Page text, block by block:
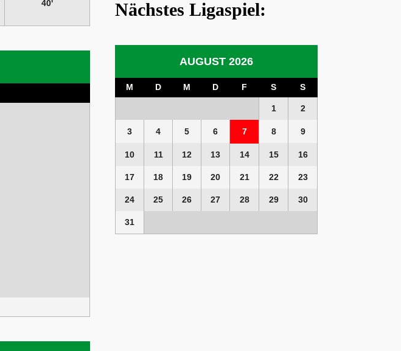
40' Nächstes Ligaspiel:
AUGUST 2026
M D M D F S S
1 2
3 4 5 6 7 8 9
10 11 12 13 14 15 16
17 18 19 20 21 22 23
24 25 26 27 28 29 30
31